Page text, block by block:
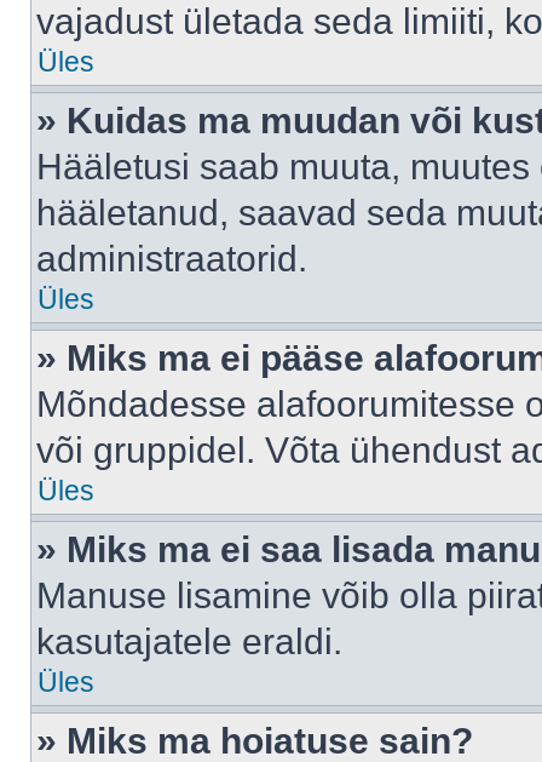
vajadust ületada seda limiiti,
Üles
» Kuidas ma muudan või
Hääletusi saab muuta,
hääletanud, saavad seda
administraatorid.
Üles
» Miks ma ei pääse
Mõndadesse alafoorumitesse
või gruppidel. Võta ühendust
Üles
» Miks ma ei saa lisada
Manuse lisamine võib olla
kasutajatele eraldi.
Üles
» Miks ma hoiatuse sain?